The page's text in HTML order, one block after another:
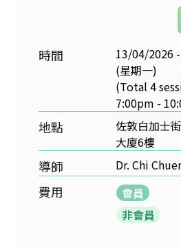
時間
13/04/2026
(星期一)
(Total 4
7:00pm -
地點
佐敦白加士
大廈6樓
導師 Dr. Chi
費用 會員
非會員